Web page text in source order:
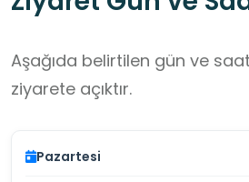
Aşağıda belirtilen gün ve
ziyarete açıktır.
Pazartesi